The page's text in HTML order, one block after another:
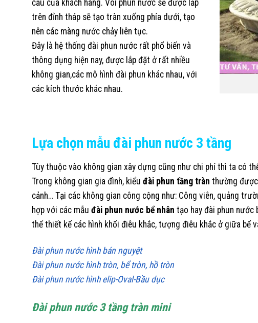
cầu của khách hàng. Vòi phun nước sẽ được lắp
trên đỉnh tháp sẽ tạo tràn xuống phía dưới, tạo
nên các màng nước chảy liên tục.
Đây là hệ thống đài phun nước rất phổ biến và
thông dụng hiện nay, được lắp đặt ở rất nhiều
không gian,các mô hình đài phun khác nhau, với
các kích thước khác nhau.
Lựa chọn mẫu đài phun nước 3 tầng
Tùy thuộc vào không gian xây dựng cũng như chi phí thì ta có
Trong không gian gia đình, kiểu đài phun tầng tràn thường
cảnh… Tại các không gian công cộng như: Công viên, quảng
hợp với các mẫu đài phun nước bể nhân tạo hay đài phun
thể thiết kế các hình khối điêu khắc, tượng điêu khắc ở giữa bể
Đài phun nước hình bán nguyệt
Đài phun nước hình tròn, bể tròn, hồ tròn
Đài phun nước hình elip-Oval-Bầu dục
Đài phun nước 3 tầng tràn mini